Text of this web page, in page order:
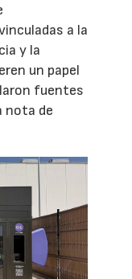
a la
y la
un papel
fuentes
nota de